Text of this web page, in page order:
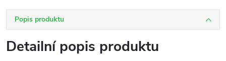
Popis produktu
Detailní popis produktu